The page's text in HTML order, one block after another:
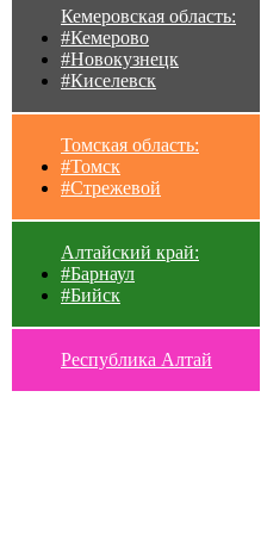
Кемеровская область:
#Кемерово
#Новокузнецк
#Киселевск
Томская область:
#Томск
#Стрежевой
Алтайский край:
#Барнаул
#Бийск
Республика Алтай